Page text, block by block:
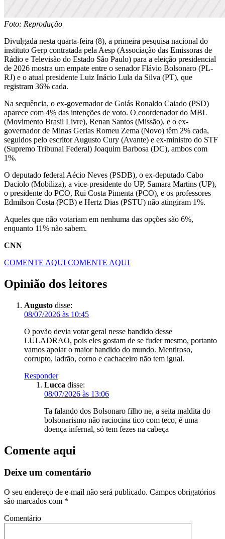
Foto: Reprodução
Divulgada nesta quarta-feira (8), a primeira pesquisa nacional do
instituto Gerp contratada pela Aesp (Associação das Emissoras de
Rádio e Televisão do Estado São Paulo) para a eleição presidencial
de 2026 mostra um empate entre o senador Flávio Bolsonaro (PL-
RJ) e o atual presidente Luiz Inácio Lula da Silva (PT), que
registram 36% cada.
Na sequência, o ex-governador de Goiás Ronaldo Caiado (PSD)
aparece com 4% das intenções de voto. O coordenador do MBL
(Movimento Brasil Livre), Renan Santos (Missão), e o ex-
governador de Minas Gerias Romeu Zema (Novo) têm 2% cada,
seguidos pelo escritor Augusto Cury (Avante) e ex-ministro do STF
(Supremo Tribunal Federal) Joaquim Barbosa (DC), ambos com
1%.
O deputado federal Aécio Neves (PSDB), o ex-deputado Cabo
Daciolo (Mobiliza), a vice-presidente do UP, Samara Martins (UP),
o presidente do PCO, Rui Costa Pimenta (PCO), e os professores
Edmilson Costa (PCB) e Hertz Dias (PSTU) não atingiram 1%.
Aqueles que não votariam em nenhuma das opções são 6%,
enquanto 11% não sabem.
CNN
COMENTE AQUI COMENTE AQUI
Opinião dos leitores
Augusto disse:
08/07/2026 às 10:45
O povão devia votar geral nesse bandido desse
LULADRAO, pois eles gostam de se fuder mesmo, portanto
vamos apoiar o maior bandido do mundo. Mentiroso,
corrupto, ladrão, corno e cachaceiro não tem igual.
Responder
Lucca disse:
08/07/2026 às 13:06
Ta falando dos Bolsonaro filho ne, a seita maldita do
bolsonarismo não raciocina tico com teco, é uma
doença infernal, só tem fezes na cabeça
Comente aqui
Deixe um comentário
O seu endereço de e-mail não será publicado. Campos obrigatórios
são marcados com *
Comentário